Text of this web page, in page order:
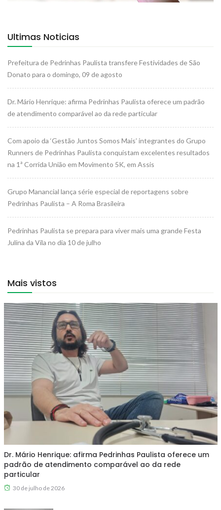
Ultimas Noticias
Prefeitura de Pedrinhas Paulista transfere Festividades de São
Donato para o domingo, 09 de agosto
Dr. Mário Henrique: afirma Pedrinhas Paulista oferece um padrão
de atendimento comparável ao da rede particular
Com apoio da ‘Gestão Juntos Somos Mais’ integrantes do Grupo
Runners de Pedrinhas Paulista conquistam excelentes resultados
na 1ª Corrida União em Movimento 5K, em Assis
Grupo Manancial lança série especial de reportagens sobre
Pedrinhas Paulista – A Roma Brasileira
Pedrinhas Paulista se prepara para viver mais uma grande Festa
Julina da Vila no dia 10 de julho
Mais vistos
Dr. Mário Henrique: afirma Pedrinhas Paulista oferece um
padrão de atendimento comparável ao da rede
particular
30 de julho de 2026